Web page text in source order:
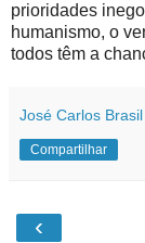
prioridades
humanismo, o
todos têm a
José Carlos
Compartilhar
‹